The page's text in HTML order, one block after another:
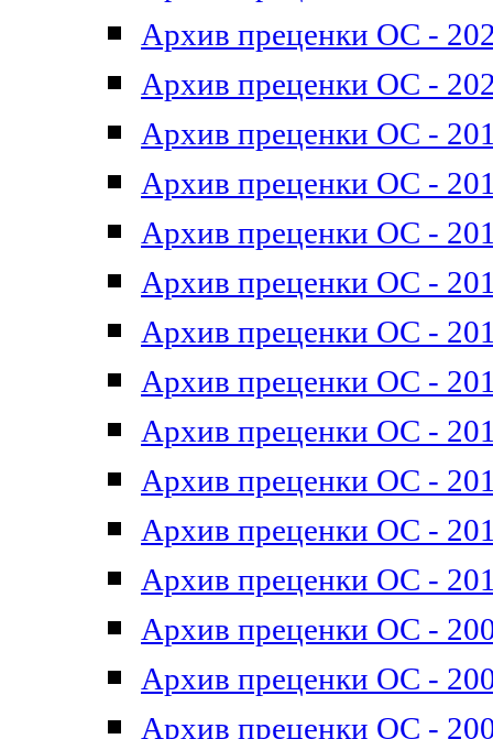
Архив преценки ОС -
Архив преценки ОС -
Архив преценки ОС -
Архив преценки ОС -
Архив преценки ОС -
Архив преценки ОС -
Архив преценки ОС -
Архив преценки ОС -
Архив преценки ОС -
Архив преценки ОС -
Архив преценки ОС -
Архив преценки ОС -
Архив преценки ОС -
Архив преценки ОС -
Архив преценки ОС -